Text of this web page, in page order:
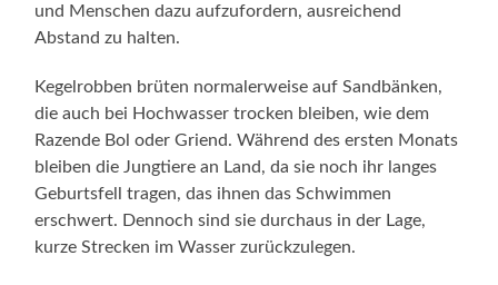
und Menschen dazu aufzufordern, ausreichend
Abstand zu halten.
Kegelrobben brüten normalerweise auf Sandbänken,
die auch bei Hochwasser trocken bleiben, wie dem
Razende Bol oder Griend. Während des ersten Monats
bleiben die Jungtiere an Land, da sie noch ihr langes
Geburtsfell tragen, das ihnen das Schwimmen
erschwert. Dennoch sind sie durchaus in der Lage,
kurze Strecken im Wasser zurückzulegen.